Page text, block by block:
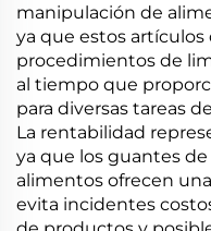
manipulación de
ya que estos
procedimientos de
al tiempo que
para diversas tareas
La rentabilidad
ya que los guantes
alimentos ofrecen
evita incidentes